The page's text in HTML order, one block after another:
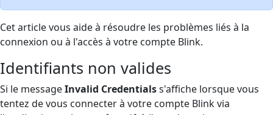
Cet article vous aide à résoudre les problèmes liés à la
connexion ou à l'accès à votre compte Blink.
Identifiants non valides
Si le messageInvalid Credentialss'affiche lorsque vous
tentez de vous connecter à votre compte Blink via